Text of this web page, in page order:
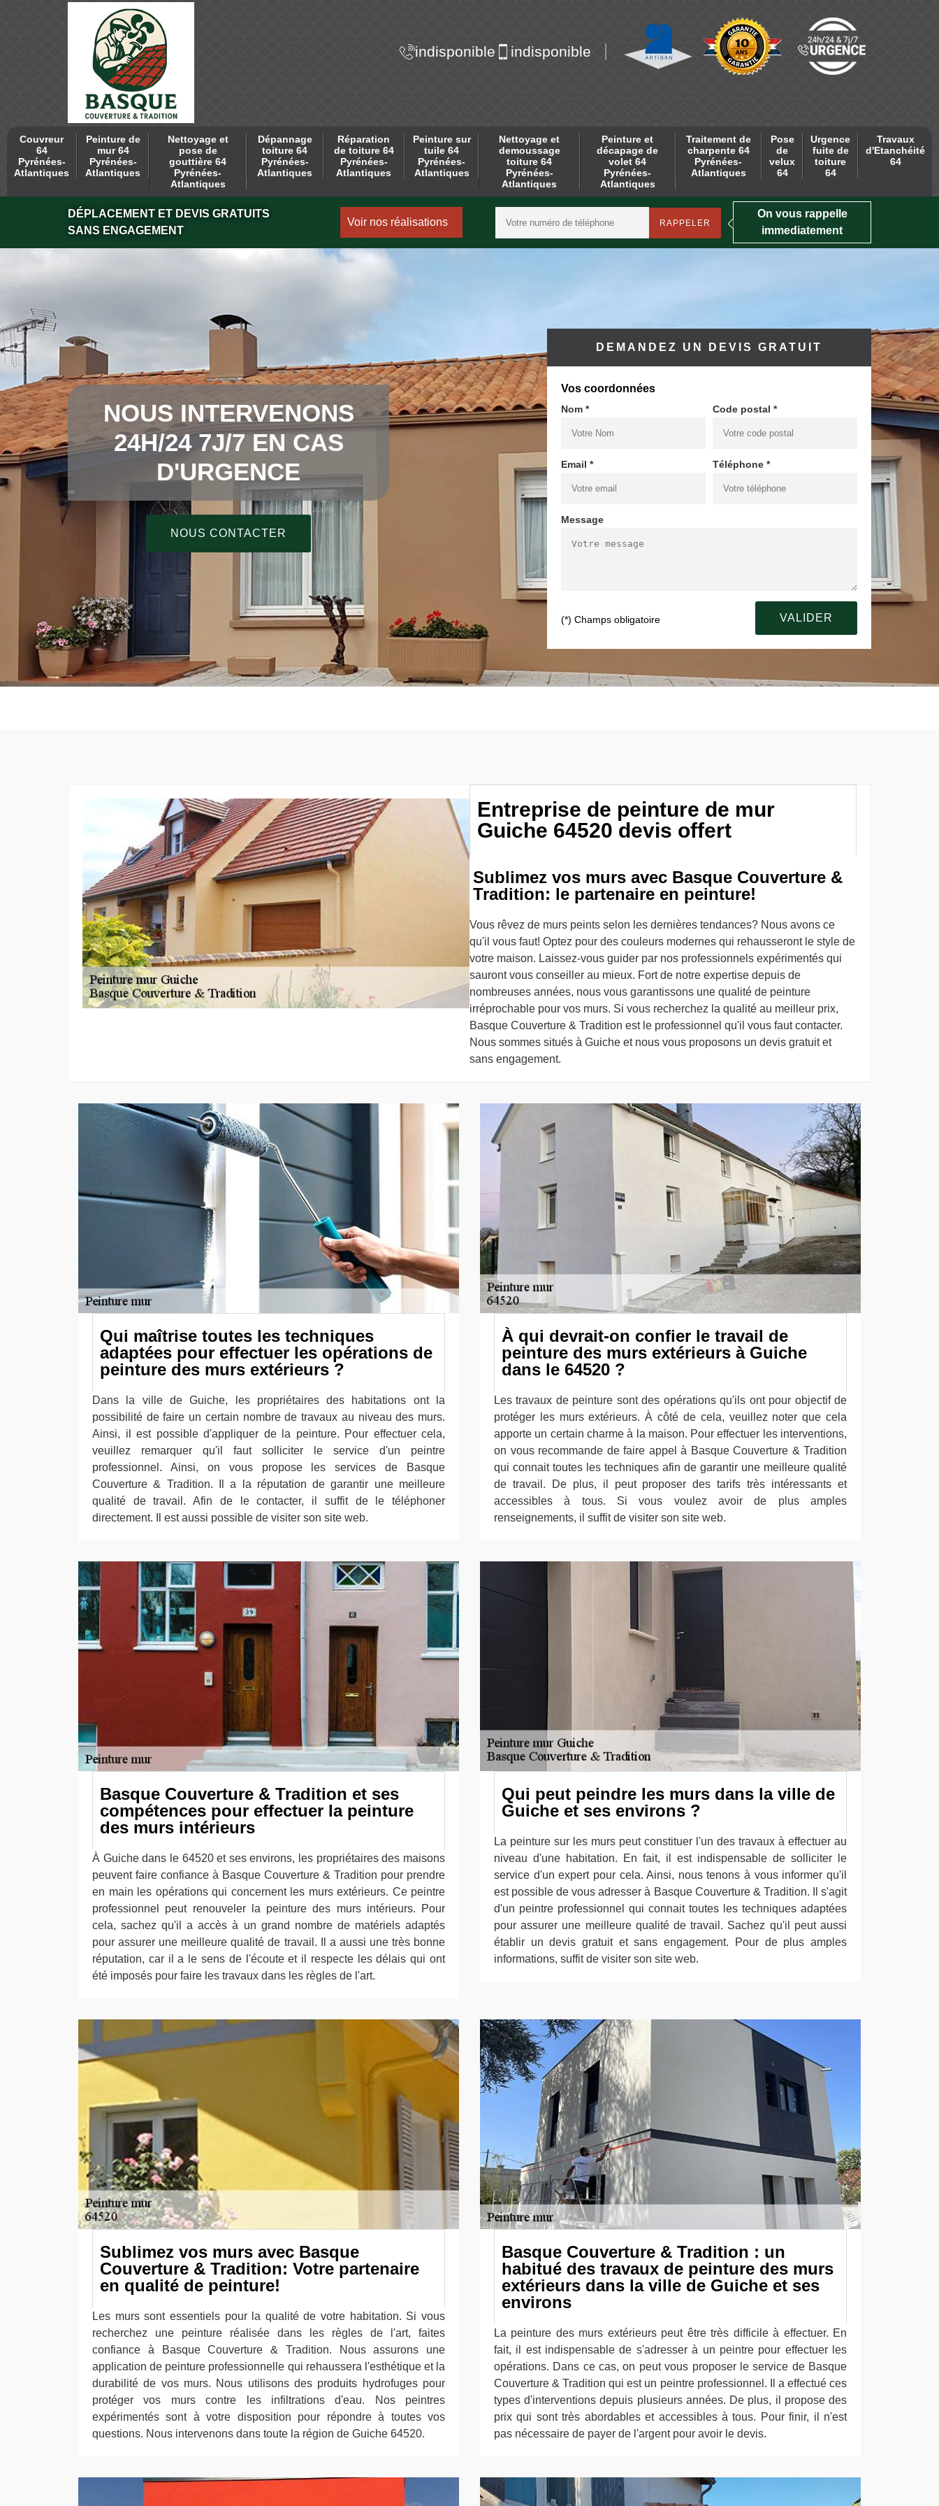
indisponible indisponible
Couvreur
64
Pyrénées-
Atlantiques
Peinture de
mur 64
Pyrénées-
Atlantiques
Nettoyage et
pose de
gouttière 64
Pyrénées-
Atlantiques
Dépannage
toiture 64
Pyrénées-
Atlantiques
Réparation
de toiture 64
Pyrénées-
Atlantiques
Peinture sur
tuile 64
Pyrénées-
Atlantiques
Nettoyage et
demoussage
toiture 64
Pyrénées-
Atlantiques
Peinture et
décapage de
volet 64
Pyrénées-
Atlantiques
Traitement de
charpente 64
Pyrénées-
Atlantiques
Pose
de
velux
64
Urgence
fuite de
toiture
64
Travaux
d'Etanchéité
64
DÉPLACEMENT ET DEVIS GRATUITS
SANS ENGAGEMENT
Voir nos réalisations
On vous rappelle
immediatement
NOUS INTERVENONS
24H/24 7J/7 EN CAS
D'URGENCE
NOUS CONTACTER
DEMANDEZ UN DEVIS GRATUIT
Vos coordonnées
Nom * Code postal *
Email * Téléphone *
Message
(*) Champs obligatoire
Entreprise de peinture de mur
Guiche 64520 devis offert
Sublimez vos murs avec Basque Couverture &
Tradition: le partenaire en peinture!
Vous rêvez de murs peints selon les dernières tendances? Nous avons ce
qu'il vous faut! Optez pour des couleurs modernes qui rehausseront le style de
votre maison. Laissez-vous guider par nos professionnels expérimentés qui
sauront vous conseiller au mieux. Fort de notre expertise depuis de
nombreuses années, nous vous garantissons une qualité de peinture
irréprochable pour vos murs. Si vous recherchez la qualité au meilleur prix,
Basque Couverture & Tradition est le professionnel qu'il vous faut contacter.
Nous sommes situés à Guiche et nous vous proposons un devis gratuit et
sans engagement.
Qui maîtrise toutes les techniques
adaptées pour effectuer les opérations de
peinture des murs extérieurs ?
Dans la ville de Guiche, les propriétaires des habitations ont la
possibilité de faire un certain nombre de travaux au niveau des murs.
Ainsi, il est possible d'appliquer de la peinture. Pour effectuer cela,
veuillez remarquer qu'il faut solliciter le service d'un peintre
professionnel. Ainsi, on vous propose les services de Basque
Couverture & Tradition. Il a la réputation de garantir une meilleure
qualité de travail. Afin de le contacter, il suffit de le téléphoner
directement. Il est aussi possible de visiter son site web.
À qui devrait-on confier le travail de
peinture des murs extérieurs à Guiche
dans le 64520 ?
Les travaux de peinture sont des opérations qu'ils ont pour objectif de
protéger les murs extérieurs. À côté de cela, veuillez noter que cela
apporte un certain charme à la maison. Pour effectuer les interventions,
on vous recommande de faire appel à Basque Couverture & Tradition
qui connait toutes les techniques afin de garantir une meilleure qualité
de travail. De plus, il peut proposer des tarifs très intéressants et
accessibles à tous. Si vous voulez avoir de plus amples
renseignements, il suffit de visiter son site web.
Basque Couverture & Tradition et ses
compétences pour effectuer la peinture
des murs intérieurs
À Guiche dans le 64520 et ses environs, les propriétaires des maisons
peuvent faire confiance à Basque Couverture & Tradition pour prendre
en main les opérations qui concernent les murs extérieurs. Ce peintre
professionnel peut renouveler la peinture des murs intérieurs. Pour
cela, sachez qu'il a accès à un grand nombre de matériels adaptés
pour assurer une meilleure qualité de travail. Il a aussi une très bonne
réputation, car il a le sens de l'écoute et il respecte les délais qui ont
été imposés pour faire les travaux dans les règles de l'art.
Qui peut peindre les murs dans la ville de
Guiche et ses environs ?
La peinture sur les murs peut constituer l'un des travaux à effectuer au
niveau d'une habitation. En fait, il est indispensable de solliciter le
service d'un expert pour cela. Ainsi, nous tenons à vous informer qu'il
est possible de vous adresser à Basque Couverture & Tradition. Il s'agit
d'un peintre professionnel qui connait toutes les techniques adaptées
pour assurer une meilleure qualité de travail. Sachez qu'il peut aussi
établir un devis gratuit et sans engagement. Pour de plus amples
informations, suffit de visiter son site web.
Sublimez vos murs avec Basque
Couverture & Tradition: Votre partenaire
en qualité de peinture!
Les murs sont essentiels pour la qualité de votre habitation. Si vous
recherchez une peinture réalisée dans les règles de l'art, faites
confiance à Basque Couverture & Tradition. Nous assurons une
application de peinture professionnelle qui rehaussera l'esthétique et la
durabilité de vos murs. Nous utilisons des produits hydrofuges pour
protéger vos murs contre les infiltrations d'eau. Nos peintres
expérimentés sont à votre disposition pour répondre à toutes vos
questions. Nous intervenons dans toute la région de Guiche 64520.
Basque Couverture & Tradition : un
habitué des travaux de peinture des murs
extérieurs dans la ville de Guiche et ses
environs
La peinture des murs extérieurs peut être très difficile à effectuer. En
fait, il est indispensable de s'adresser à un peintre pour effectuer les
opérations. Dans ce cas, on peut vous proposer le service de Basque
Couverture & Tradition qui est un peintre professionnel. Il a effectué ces
types d'interventions depuis plusieurs années. De plus, il propose des
prix qui sont très abordables et accessibles à tous. Pour finir, il n'est
pas nécessaire de payer de l'argent pour avoir le devis.